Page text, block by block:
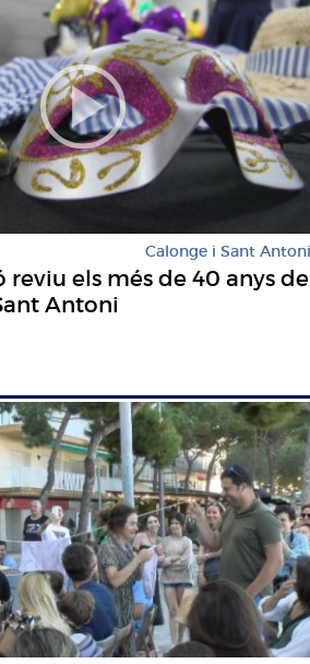
Calonge i Sant Antoni
reviu els més de 40 anys de
Antoni